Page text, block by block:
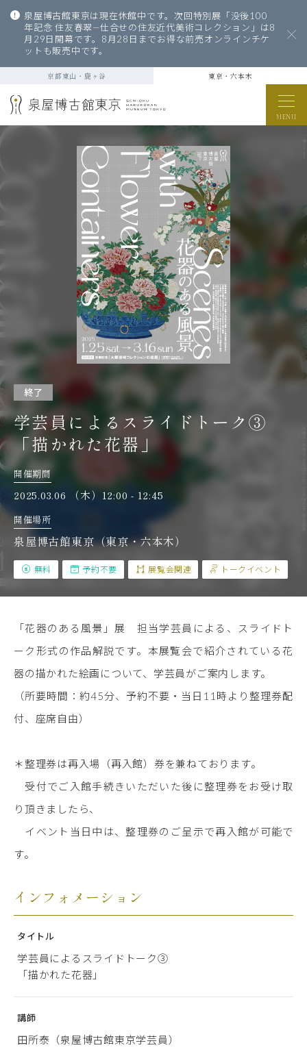
泉屋博古館東京は現在休館中です。次回特別展「没後100
年記念 住友春翠—仕合せの住友近代美術コレクション」は8
月29日開幕です。8月28日までお得な前売オンラインチケ
ットも販売中です。
京都東山・鹿ヶ谷 東京・六本木
MENU
終了
学芸員によるスライドトーク③
「描かれた花器」
開催期間
2025.03.06 （木）12:00 - 12:45
開催場所
泉屋博古館東京（東京・六本木）
無料 予約不要 展覧会関連 トークイベント
「花器のある風景」展 担当学芸員による、スライドト
ーク形式の作品解説です。本展覧会で紹介されている花
器の描かれた絵画について、学芸員がご案内します。
（所要時間：約45分、予約不要・当日11時より整理券配
付、座席自由）
＊整理券は再入場（再入館）券を兼ねております。
受付でご入館手続きいただいた後に整理券をお受け取
り頂きましたら、
イベント当日中は、整理券のご呈示で再入館が可能で
す。
インフォメーション
タイトル
学芸員によるスライドトーク③
「描かれた花器」
講師
田所泰（泉屋博古館東京学芸員）